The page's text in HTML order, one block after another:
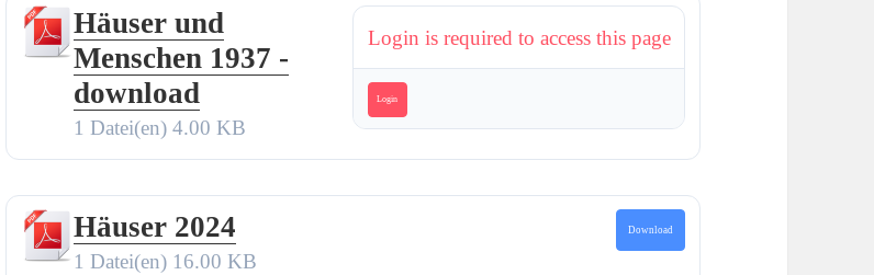
Häuser und
Menschen 1937 -
download
1 Datei(en) 4.00 KB
Login is required to access this page
Login
Häuser 2024
1 Datei(en) 16.00 KB
Download